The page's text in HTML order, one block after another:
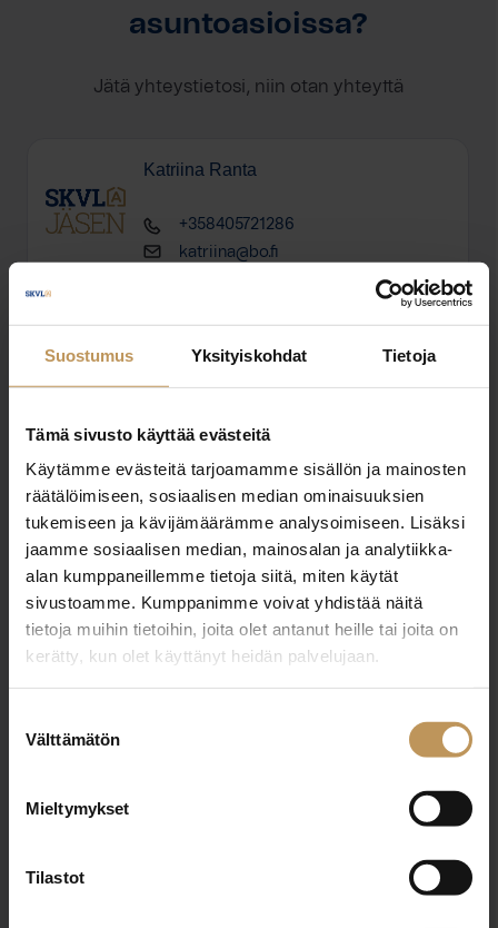
Suostumus Yksityiskohdat Tietoja
Tämä sivusto käyttää evästeitä
Käytämme evästeitä tarjoamamme sisällön ja mainosten
räätälöimiseen, sosiaalisen median ominaisuuksien
tukemiseen ja kävijämäärämme analysoimiseen. Lisäksi
jaamme sosiaalisen median, mainosalan ja analytiikka-
alan kumppaneillemme tietoja siitä, miten käytät
sivustoamme. Kumppanimme voivat yhdistää näitä
tietoja muihin tietoihin, joita olet antanut heille tai joita on
kerätty, kun olet käyttänyt heidän palvelujaan.
valinta
Välttämätön
Mieltymykset
Tilastot
asuntoasioissa?
Jätä yhteystietosi, niin otan yhteyttä
Katriina Ranta
+358405721286
katriina@bo.fi
"*" näyttää pakolliset kentät
Aihe
Nimi *
Viesti